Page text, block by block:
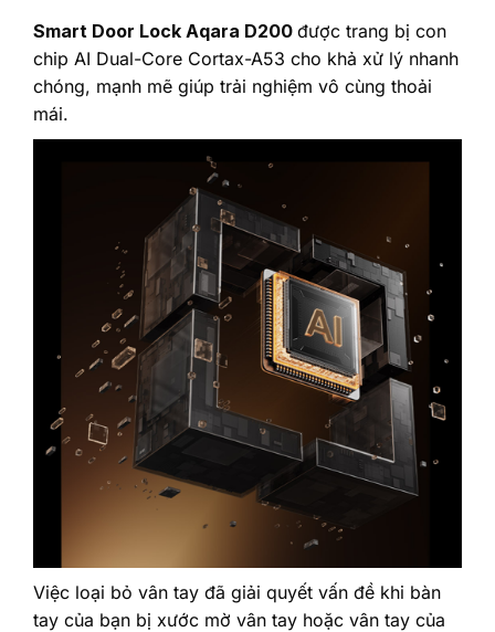
Smart Door Lock Aqara D200 được trang bị con
chip AI Dual-Core Cortax-A53 cho khả xử lý nhanh
chóng, mạnh mẽ giúp trải nghiệm vô cùng thoải
mái.
Việc loại bỏ vân tay đã giải quyết vấn đề khi bàn
tay của bạn bị xước mờ vân tay hoặc vân tay của